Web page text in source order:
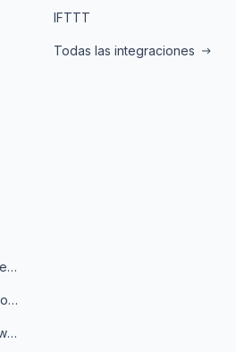
IFTTT
Todas las integraciones
Get Daily News Summaries About Any Topic in Telegram, Discord, Slack, and Email
Best Sources to Follow for Crypto News in Your Reader (2026)
How to Build a Local News Hub That Updates Itself